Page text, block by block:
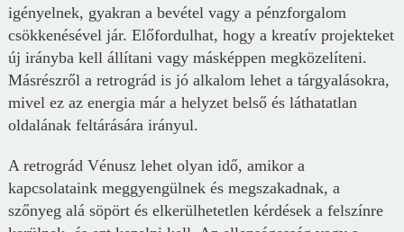
igényelnek, gyakran a bevétel vagy a pénzforgalom
csökkenésével jár. Előfordulhat, hogy a kreatív projekteket
új irányba kell állítani vagy másképpen megközelíteni.
Másrészről a retrográd is jó alkalom lehet a tárgyalásokra,
mivel ez az energia már a helyzet belső és láthatatlan
oldalának feltárására irányul.
A retrográd Vénusz lehet olyan idő, amikor a
kapcsolataink meggyengülnek és megszakadnak, a
szőnyeg alá söpört és elkerülhetetlen kérdések a felszínre